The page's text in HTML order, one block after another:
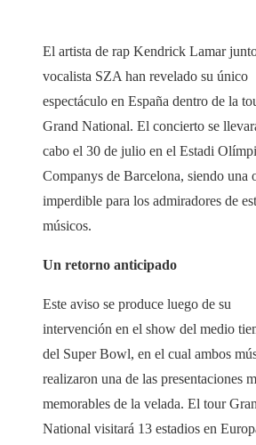
El artista de rap Kendrick Lamar
vocalista SZA han revelado su único
espectáculo en España dentro de la
Grand National. El concierto se
cabo el 30 de julio en el Estadi
Companys de Barcelona, siendo una
imperdible para los admiradores de
músicos.
Un retorno anticipado
Este aviso se produce luego de su
intervención en el show del medio
del Super Bowl, en el cual ambos
realizaron una de las presentaciones
memorables de la velada. El tour
National visitará 13 estadios en